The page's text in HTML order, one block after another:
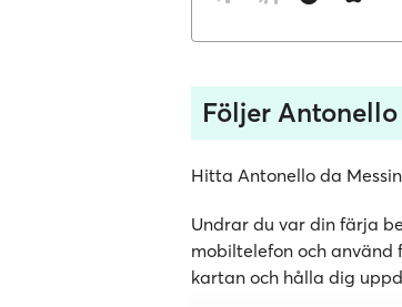
Följer
Hitta Antonello da
Undrar du var din färja
mobiltelefon och använd
kartan och hålla dig